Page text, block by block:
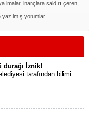
imalar, inançlara saldırı içeren,
yorumlar
durağı İznik!
tarafından bilimi